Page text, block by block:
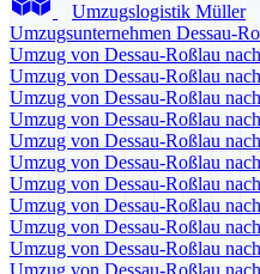
Umzugslogistik Müller
Umzugsunternehmen Dessau-
Umzug von Dessau-Roßlau
Umzug von Dessau-Roßlau
Umzug von Dessau-Roßlau
Umzug von Dessau-Roßlau
Umzug von Dessau-Roßlau
Umzug von Dessau-Roßlau
Umzug von Dessau-Roßlau
Umzug von Dessau-Roßlau
Umzug von Dessau-Roßlau
Umzug von Dessau-Roßlau